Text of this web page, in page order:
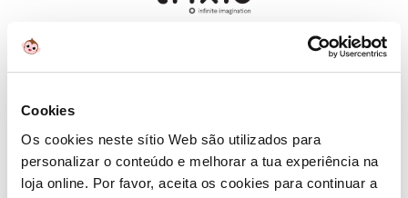
Cookies
Os cookies neste sítio Web são utilizados para
personalizar o conteúdo e melhorar a tua experiência na
loja online. Por favor, aceita os cookies para continuar a
engraçados, feitas com algodão orgânico, ideais
para o viveiro ou para sair para passear com eles.
Descubra a louça de mesa de bambu perfeita para
as refeições dos pequenos.